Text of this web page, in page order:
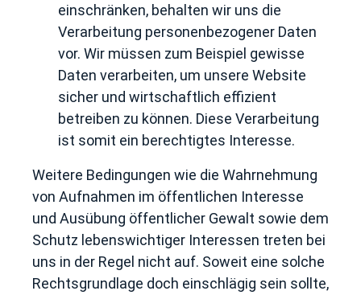
einschränken, behalten wir uns die
Verarbeitung personenbezogener Daten
vor. Wir müssen zum Beispiel gewisse
Daten verarbeiten, um unsere Website
sicher und wirtschaftlich effizient
betreiben zu können. Diese Verarbeitung
ist somit ein berechtigtes Interesse.
Weitere Bedingungen wie die Wahrnehmung
von Aufnahmen im öffentlichen Interesse
und Ausübung öffentlicher Gewalt sowie dem
Schutz lebenswichtiger Interessen treten bei
uns in der Regel nicht auf. Soweit eine solche
Rechtsgrundlage doch einschlägig sein sollte,